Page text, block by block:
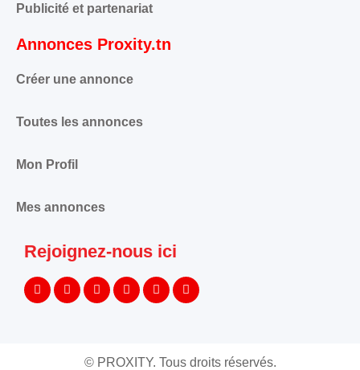
Publicité et partenariat
Annonces Proxity.tn
Créer une annonce
Toutes les annonces
Mon Profil
Mes annonces
Rejoignez-nous ici
© PROXITY. Tous droits réservés.